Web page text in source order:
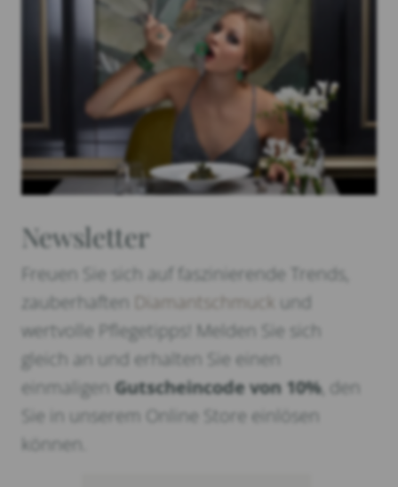
Newsletter
Freuen Sie sich auf faszinierende Trends,
zauberhaften
Diamantschmuck
und
wertvolle Pflegetipps! Melden Sie sich
gleich an und erhalten Sie einen
einmaligen Gutscheincode von 10%, den
Sie in unserem Online Store einlösen
können.